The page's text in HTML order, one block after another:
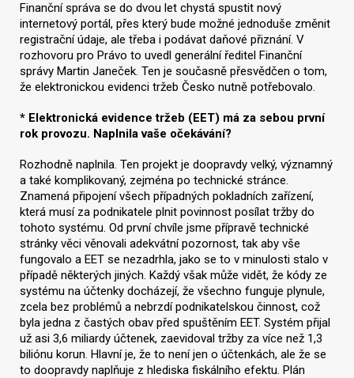
Finanční správa se do dvou let chystá spustit nový
internetový portál, přes který bude možné jednoduše změnit
registrační údaje, ale třeba i podávat daňové přiznání. V
rozhovoru pro Právo to uvedl generální ředitel Finanční
správy Martin Janeček. Ten je současně přesvědčen o tom,
že elektronickou evidenci tržeb Česko nutně potřebovalo.
* Elektronická evidence tržeb (EET) má za sebou první
rok provozu. Naplnila vaše očekávání?
Rozhodně naplnila. Ten projekt je doopravdy velký, významný
a také komplikovaný, zejména po technické stránce.
Znamená připojení všech případných pokladních zařízení,
která musí za podnikatele plnit povinnost posílat tržby do
tohoto systému. Od první chvíle jsme přípravě technické
stránky věci věnovali adekvátní pozornost, tak aby vše
fungovalo a EET se nezadrhla, jako se to v minulosti stalo v
případě některých jiných. Každý však může vidět, že kódy ze
systému na účtenky docházejí, že všechno funguje plynule,
zcela bez problémů a nebrzdí podnikatelskou činnost, což
byla jedna z častých obav před spuštěním EET. Systém přijal
už asi 3,6 miliardy účtenek, zaevidoval tržby za více než 1,3
biliónu korun. Hlavní je, že to není jen o účtenkách, ale že se
to doopravdy naplňuje z hlediska fiskálního efektu. Plán